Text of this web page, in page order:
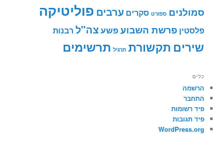
סמולנים ספורט סקרים ערבים פוליטיקה
פלסטין פרשת השבועפשעצה"ל רבנות
שירים תקשורת תרגיל תרשימים
כלים
הרשמה
התחבר
פיד רשומות
פיד תגובות
WordPress.org